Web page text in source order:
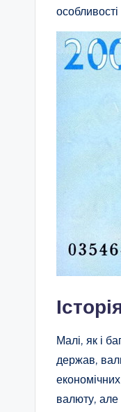
Малі, як і
держав,
валюту, але